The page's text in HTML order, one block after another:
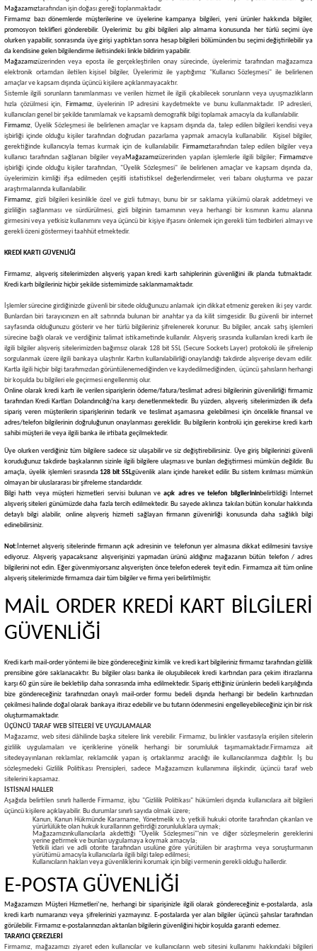
Mağazamıztarafından işin doğası gereği toplanmaktadır.
Firmamız bazı dönemlerde müşterilerine ve üyelerine kampanya bilgileri, yeni ürünler hakkında bilgiler,
promosyon teklifleri gönderebilir. Üyelerimiz bu gibi bilgileri alıp almama konusunda her türlü seçimi üye
olurken yapabilir, sonrasında üye girişi yaptıktan sonra hesap bilgileri bölümünden bu seçimi değiştirilebilir ya
da kendisine gelen bilgilendirme iletisindeki linkle bildirim yapabilir.
Mağazamızüzerinden veya eposta ile gerçekleştirilen onay sürecinde, üyelerimiz tarafından mağazamıza
elektronik ortamdan iletilen kişisel bilgiler, Üyelerimiz ile yaptığımız "Kullanıcı Sözleşmesi" ile belirlenen
amaçlar ve kapsam dışında üçüncü kişilere açıklanmayacaktır.
Sistemle ilgili sorunların tanımlanması ve verilen hizmet ile ilgili çıkabilecek sorunların veya uyuşmazlıkların
hızla çözülmesi için,
Firmamız, üyelerinin IP adresini kaydetmekte ve bunu kullanmaktadır. IP adresleri,
kullanıcıları genel bir şekilde tanımlamak ve kapsamlı demografik bilgi toplamak amacıyla da kullanılabilir.
Firmamız, Üyelik Sözleşmesi ile belirlenen amaçlar ve kapsam dışında da, talep edilen bilgileri kendisi veya
işbirliği içinde olduğu kişiler tarafından doğrudan pazarlama yapmak amacıyla kullanabilir. Kişisel bilgiler,
gerektiğinde kullanıcıyla temas kurmak için de kullanılabilir. Firmamıztarafından talep edilen bilgiler veya
kullanıcı tarafından sağlanan bilgiler veyaMağazamızüzerinden yapılan işlemlerle ilgili bilgiler; Firmamızve
işbirliği içinde olduğu kişiler tarafından, "Üyelik Sözleşmesi" ile belirlenen amaçlar ve kapsam dışında da,
üyelerimizin kimliği ifşa edilmeden çeşitli istatistiksel değerlendirmeler, veri tabanı oluşturma ve pazar
araştırmalarında kullanılabilir.
Firmamız, gizli bilgileri kesinlikle özel ve gizli tutmayı, bunu bir sır saklama yükümü olarak addetmeyi ve
gizliliğin sağlanması ve sürdürülmesi, gizli bilginin tamamının veya herhangi bir kısmının kamu alanına
girmesini veya yetkisiz kullanımını veya üçüncü bir kişiye ifşasını önlemek için gerekli tüm tedbirleri almayı ve
gerekli özeni göstermeyi taahhüt etmektedir.
KREDİ KARTI GÜVENLİĞİ
Firmamız, alışveriş sitelerimizden alışveriş yapan kredi kartı sahiplerinin güvenliğini ilk planda tutmaktadır.
Kredi kartı bilgileriniz hiçbir şekilde sistemimizde saklanmamaktadır.
İşlemler sürecine girdiğinizde güvenli bir sitede olduğunuzu anlamak için dikkat etmeniz gereken iki şey vardır.
Bunlardan biri tarayıcınızın en alt satırında bulunan bir anahtar ya da kilit simgesidir. Bu güvenli bir internet
sayfasında olduğunuzu gösterir ve her türlü bilgileriniz şifrelenerek korunur. Bu bilgiler, ancak satış işlemleri
sürecine bağlı olarak ve verdiğiniz talimat istikametinde kullanılır. Alışveriş sırasında kullanılan kredi kartı ile
ilgili bilgiler alışveriş sitelerimizden bağımsız olarak 128 bit SSL (Secure Sockets Layer) protokolü ile şifrelenip
sorgulanmak üzere ilgili bankaya ulaştırılır. Kartın kullanılabilirliği onaylandığı takdirde alışverişe devam edilir.
Kartla ilgili hiçbir bilgi tarafımızdan görüntülenemediğinden ve kaydedilmediğinden, üçüncü şahısların herhangi
bir koşulda bu bilgileri ele geçirmesi engellenmiş olur.
Online olarak kredi kartı ile verilen siparişlerin ödeme/fatura/teslimat adresi bilgilerinin güvenilirliği firmamiz
tarafından Kredi Kartları Dolandırıcılığı'na karşı denetlenmektedir. Bu yüzden, alışveriş sitelerimizden ilk defa
sipariş veren müşterilerin siparişlerinin tedarik ve teslimat aşamasına gelebilmesi için öncelikle finansal ve
adres/telefon bilgilerinin doğruluğunun onaylanması gereklidir. Bu bilgilerin kontrolü için gerekirse kredi kartı
sahibi müşteri ile veya ilgili banka ile irtibata geçilmektedir.
Üye olurken verdiğiniz tüm bilgilere sadece siz ulaşabilir ve siz değiştirebilirsiniz. Üye giriş bilgilerinizi güvenli
koruduğunuz takdirde başkalarının sizinle ilgili bilgilere ulaşması ve bunları değiştirmesi mümkün değildir. Bu
amaçla, üyelik işlemleri sırasında 128 bit SSLgüvenlik alanı içinde hareket edilir. Bu sistem kırılması mümkün
olmayan bir uluslararası bir şifreleme standardıdır.
Bilgi hattı veya müşteri hizmetleri servisi bulunan veaçık adres ve telefon bilgilerininbelirtildiği İnternet
alışveriş siteleri günümüzde daha fazla tercih edilmektedir. Bu sayede aklınıza takılan bütün konular hakkında
detaylı bilgi alabilir, online alışveriş hizmeti sağlayan firmanın güvenirliği konusunda daha sağlıklı bilgi
edinebilirsiniz.
Not: İnternet alışveriş sitelerinde firmanın açık adresinin ve telefonun yer almasına dikkat edilmesini tavsiye
ediyoruz. Alışveriş yapacaksanız alışverişinizi yapmadan ürünü aldığınız mağazanın bütün telefon / adres
bilgilerini not edin. Eğer güvenmiyorsanız alışverişten önce telefon ederek teyit edin. Firmamıza ait tüm online
alışveriş sitelerimizde firmamıza dair tüm bilgiler ve firma yeri belirtilmiştir.
MAİL ORDER KREDİ KART BİLGİLERİ
GÜVENLİĞİ
Kredi kartı mail-order yöntemi ile bize göndereceğiniz kimlik ve kredi kart bilgileriniz firmamız tarafından gizlilik
prensibine göre saklanacaktır. Bu bilgiler olası banka ile oluşubilecek kredi kartından para çekim itirazlarına
karşı 60 gün süre ile bekletilip daha sonrasında imha edilmektedir. Sipariş ettiğiniz ürünlerin bedeli karşılığında
bize göndereceğiniz tarafınızdan onaylı mail-order formu bedeli dışında herhangi bir bedelin kartınızdan
çekilmesi halinde doğal olarak bankaya itiraz edebilir ve bu tutarın ödenmesini engelleyebileceğiniz için bir risk
oluşturmamaktadır.
ÜÇÜNCÜ TARAF WEB SİTELERİ VE UYGULAMALAR
Mağazamız, web sitesi dâhilinde başka sitelere link verebilir. Firmamız, bu linkler vasıtasıyla erişilen sitelerin
gizlilik uygulamaları ve içeriklerine yönelik herhangi bir sorumluluk taşımamaktadır.Firmamıza ait
sitedeyayınlanan reklamlar, reklamcılık yapan iş ortaklarımız aracılığı ile kullanıcılarımıza dağıtılır. İş bu
sözleşmedeki Gizlilik Politikası Prensipleri, sadece Mağazamızın kullanımına ilişkindir, üçüncü taraf web
sitelerini kapsamaz.
İSTİSNAİ HALLER
Aşağıda belirtilen sınırlı hallerde Firmamız, işbu "Gizlilik Politikası" hükümleri dışında kullanıcılara ait bilgileri
üçüncü kişilere açıklayabilir. Bu durumlar sınırlı sayıda olmak üzere;
Kanun, Kanun Hükmünde Kararname, Yönetmelik v.b. yetkili hukuki otorite tarafından çıkarılan ve
yürürlülükte olan hukuk kurallarının getirdiği zorunluluklara uymak;
Mağazamızınkullanıcılarla akdettiği "Üyelik Sözleşmesi"'nin ve diğer sözleşmelerin gereklerini
yerine getirmek ve bunları uygulamaya koymak amacıyla;
Yetkili idari ve adli otorite tarafından usulüne göre yürütülen bir araştırma veya soruşturmanın
yürütümü amacıyla kullanıcılarla ilgili bilgi talep edilmesi;
Kullanıcıların hakları veya güvenliklerini korumak için bilgi vermenin gerekli olduğu hallerdir.
E-POSTA GÜVENLİĞİ
Mağazamızın Müşteri Hizmetleri’ne, herhangi bir siparişinizle ilgili olarak göndereceğiniz e-postalarda, asla
kredi kartı numaranızı veya şifrelerinizi yazmayınız. E-postalarda yer alan bilgiler üçüncü şahıslar tarafından
görülebilir. Firmamız e-postalarınızdan aktarılan bilgilerin güvenliğini hiçbir koşulda garanti edemez.
TARAYICI ÇEREZLERİ
Firmamız, mağazamızı ziyaret eden kullanıcılar ve kullanıcıların web sitesini kullanımı hakkındaki bilgileri